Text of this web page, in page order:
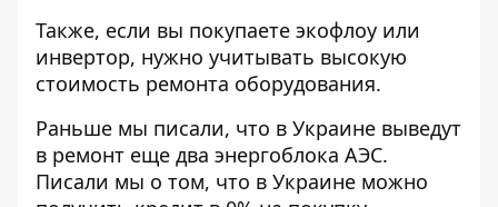
Также, если вы покупаете экофлоу или
инвертор, нужно учитывать высокую
стоимость ремонта оборудования.
Раньше мы писали, что в Украине выведут
в ремонт еще два энергоблока АЭС.
Писали мы о том, что в Украине можно